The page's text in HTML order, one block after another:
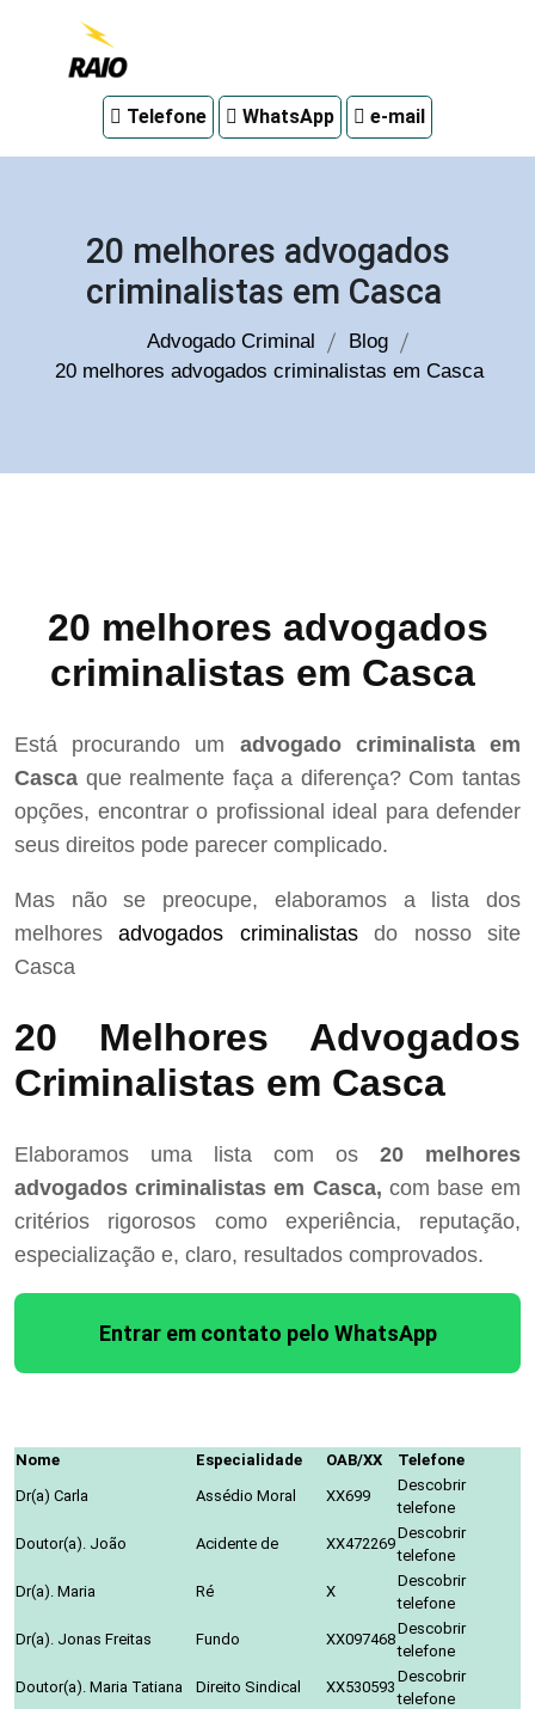
em
Telefone WhatsApp e-mail
20 melhores advogados
criminalistas em Casca
Advogado Criminal
Blog
20 melhores advogados criminalistas em Casca
20 melhores advogados
criminalistas em Casca
Está procurando um advogado criminalista em
Casca que realmente faça a diferença? Com tantas
opções, encontrar o profissional ideal para defender
seus direitos pode parecer complicado.
Mas não se preocupe, elaboramos a lista dos
melhoresadvogados criminalistasdo nosso site
Casca
20 Melhores Advogados
Criminalistas em Casca
Elaboramos uma lista com os 20 melhores
advogados criminalistas em Casca, com base em
critérios rigorosos como experiência, reputação,
especialização e, claro, resultados comprovados.
Entrar em contato pelo WhatsApp
Nome Especialidade OAB/XX
Telefone
Dr(a) Carla
Assédio Moral XX699
Descobrir
telefone
Doutor(a). João
Acidente de XX472269
Descobrir
telefone
Dr(a). Maria
Ré X
Descobrir
telefone
Dr(a). Jonas Freitas
Fundo XX097468
Descobrir
telefone
Doutor(a). Maria Tatiana
Direito Sindical XX530593
Descobrir
telefone